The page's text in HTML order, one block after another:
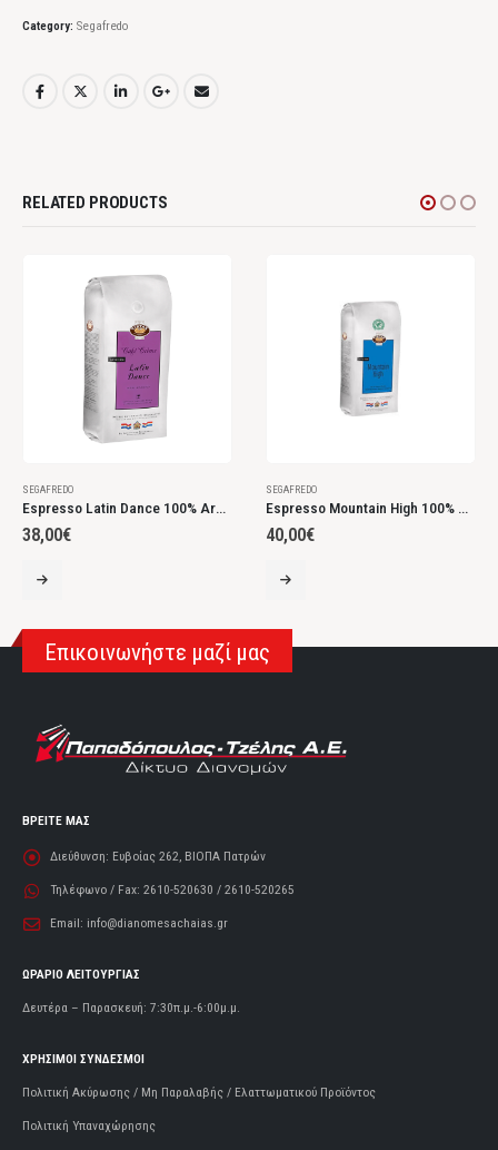
Category: Segafredo
RELATED PRODUCTS
SEGAFREDO
Espresso Latin Dance 100% Arabica 1Kg
38,00€
SEGAFREDO
Espresso Mountain High 100% Arabica 1Kg
40,00€
Επικοινωνήστε μαζί μας
ΒΡΕΙΤΕ ΜΑΣ
Διεύθυνση: Ευβοίας 262, ΒΙΟΠΑ Πατρών
Τηλέφωνο / Fax: 2610-520630 / 2610-520265
Email: info@dianomesachaias.gr
ΩΡΑΡΙΟ ΛΕΙΤΟΥΡΓΙΑΣ
Δευτέρα – Παρασκευή: 7:30π.μ.-6:00μ.μ.
ΧΡΗΣΙΜΟΙ ΣΥΝΔΕΣΜΟΙ
Πολιτική Ακύρωσης / Μη Παραλαβής / Ελαττωματικού Προϊόντος
Πολιτική Υπαναχώρησης